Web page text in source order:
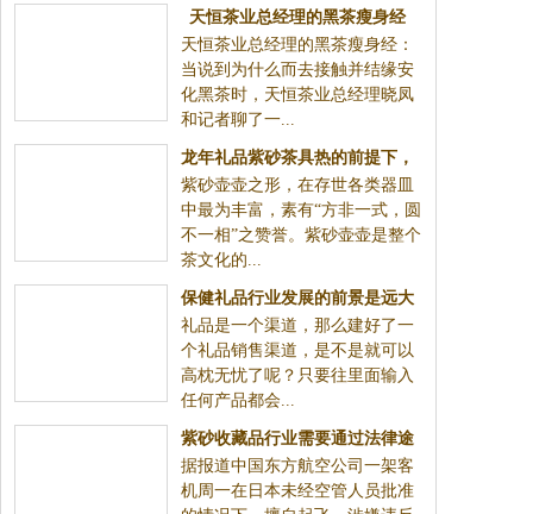
天恒茶业总经理的黑茶瘦身经
天恒茶业总经理的黑茶瘦身经：
当说到为什么而去接触并结缘安
化黑茶时，天恒茶业总经理晓凤
和记者聊了一...
龙年礼品紫砂茶具热的前提下，
看到紫砂艺术复兴的道路前途一
片光明
紫砂壶壶之形，在存世各类器皿
中最为丰富，素有“方非一式，圆
不一相”之赞誉。紫砂壶壶是整个
茶文化的...
保健礼品行业发展的前景是远大
的，盈利和品牌需要平衡
礼品是一个渠道，那么建好了一
个礼品销售渠道，是不是就可以
高枕无忧了呢？只要往里面输入
任何产品都会...
紫砂收藏品行业需要通过法律途
径为“艺术”正名
据报道中国东方航空公司一架客
机周一在日本未经空管人员批准